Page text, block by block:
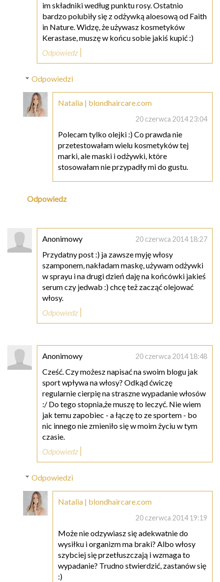
im składniki według punktu rosy. Ostatnio
bardzo polubiły się z odżywką aloesową od Faith
in Nature. Widzę, że używasz kosmetyków
Kerastase, muszę w końcu sobie jakiś kupić :)
Odpowiedz
Odpowiedzi
Natalia | blondhaircare.com
20 czerwca 2014 23:04
Polecam tylko olejki :) Co prawda nie
przetestowałam wielu kosmetyków tej
marki, ale maski i odżywki, które
stosowałam nie przypadły mi do gustu.
Odpowiedz
Anonimowy 20 czerwca 2014 18:27
Przydatny post :) ja zawsze myję włosy
szamponem, nakładam maskę, używam odżywki
w sprayu i na drugi dzień daję na końcówki jakieś
serum czy jedwab :) chcę też zacząć olejować
włosy.
Odpowiedz
Anonimowy 20 czerwca 2014 18:48
Cześć. Czy możesz napisać na swoim blogu jak
sport wpływa na włosy? Odkąd ćwiczę
regularnie cierpię na straszne wypadanie włosów
:/ Do tego stopnia,że muszę to leczyć. Nie wiem
jak temu zapobiec - a łączę to ze sportem - bo
nic innego nie zmieniło się w moim życiu w tym
czasie.
Odpowiedz
Odpowiedzi
Natalia | blondhaircare.com
20 czerwca 2014 19:19
Może nie odzywiasz się adekwatnie do
wysiłku i organizm ma braki? Albo włosy
szybciej się przetłuszczają i wzmaga to
wypadanie? Trudno stwierdzić, zastanów się
:)